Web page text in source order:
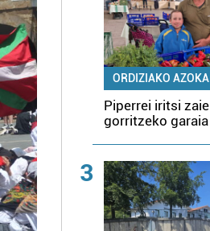
ORDIZIAKO AZOKA
Piperrei iritsi zaie
gorritzeko garaia
3